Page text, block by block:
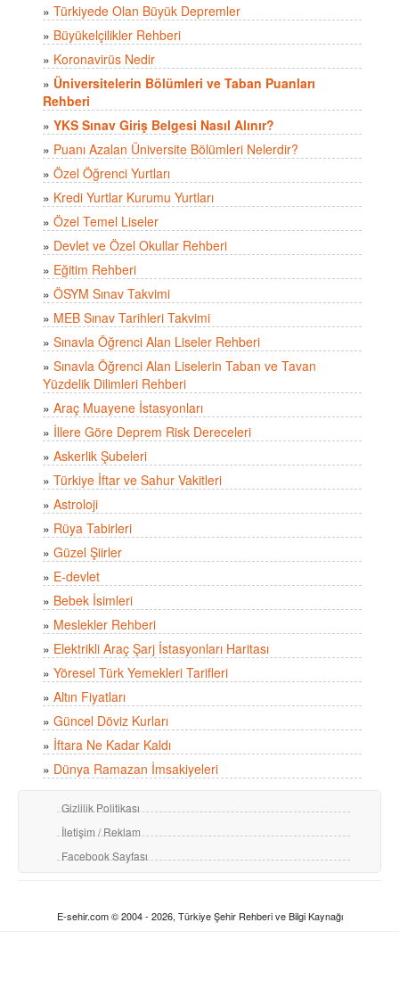
» Türkiyede Olan Büyük Depremler
» Büyükelçilikler Rehberi
» Koronavirüs Nedir
» Üniversitelerin Bölümleri ve Taban Puanları
Rehberi
» YKS Sınav Giriş Belgesi Nasıl Alınır?
» Puanı Azalan Üniversite Bölümleri Nelerdir?
» Özel Öğrenci Yurtları
» Kredi Yurtlar Kurumu Yurtları
» Özel Temel Liseler
» Devlet ve Özel Okullar Rehberi
» Eğitim Rehberi
» ÖSYM Sınav Takvimi
» MEB Sınav Tarihleri Takvimi
» Sınavla Öğrenci Alan Liseler Rehberi
» Sınavla Öğrenci Alan Liselerin Taban ve Tavan
Yüzdelik Dilimleri Rehberi
» Araç Muayene İstasyonları
» İllere Göre Deprem Risk Dereceleri
» Askerlik Şubeleri
» Türkiye İftar ve Sahur Vakitleri
» Astroloji
» Rüya Tabirleri
» Güzel Şiirler
» E-devlet
» Bebek İsimleri
» Meslekler Rehberi
» Elektrikli Araç Şarj İstasyonları Haritası
» Yöresel Türk Yemekleri Tarifleri
» Altın Fiyatları
» Güncel Döviz Kurları
» İftara Ne Kadar Kaldı
» Dünya Ramazan İmsakiyeleri
Gizlilik Politikası
İletişim / Reklam
Facebook Sayfası
E-sehir.com © 2004 - 2026, Türkiye Şehir Rehberi ve Bilgi Kaynağı